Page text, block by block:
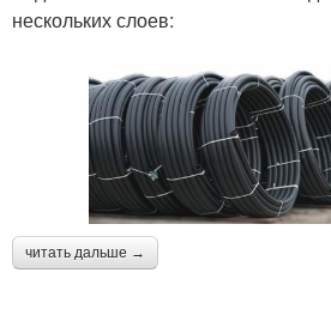
нескольких слоев:
читать дальше →